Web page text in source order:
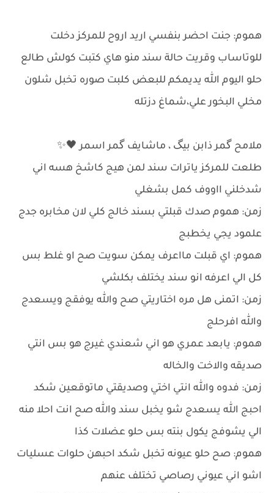
هموم: جنت احضر بنفسي اريد اروح للمركز دخلت
للوتاساب وقريت حالة سند منو هاي كتبت كولش طالع
حلو اليوم الله يديمكم للبعض كلبت صوره تخبل شلون
مخلي البخور علي،شماغ دزتله
ملامح گمر ذابن بيگ ، ماشايف گمر اسمر 🖤✨
طلعت للمركز ياترات سند لمن هيج كاشخ هسه اني
شدخلني ااووف كمل بشغلي
زمن: هموم صدك قبلتي بسند خالج كلي لان مخابره جدج
علمود يجي يخطبج
هموم: اي قبلت مااعرف يمكن سويت صح او غلط بس
كل الي اعرفه انو سند يختلف بكلشي
زمن: اتمنى هل مره اختاريتي صح والله يوفقج ويسعدج
والله افرحلج
هموم: يابعد عمري هو اني شعندي غيرج هو بس انتي
صديقه والاخت والخاله
زمن: فدوه والله انتي اختي وصديقتي ماتوقعين شكد
احبج الله يسعدج شو يخبل سند والله صح انت احلا منه
الي يشوفج يكول بنته بس حلو عضلات كذا
هموم: صح حلو عيونه تخبل شكد احبهن حلوات عسليات
اشو اني عيوني رصاصي تختلف عنهم